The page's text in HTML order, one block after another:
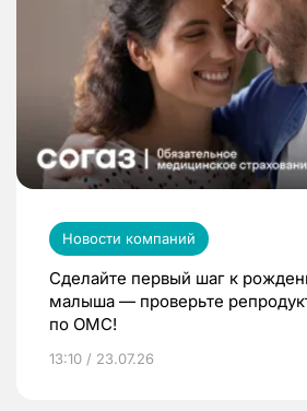
Новости компаний
Сделайте первый шаг к
малыша — проверьте
по ОМС!
13:10 / 23.07.26